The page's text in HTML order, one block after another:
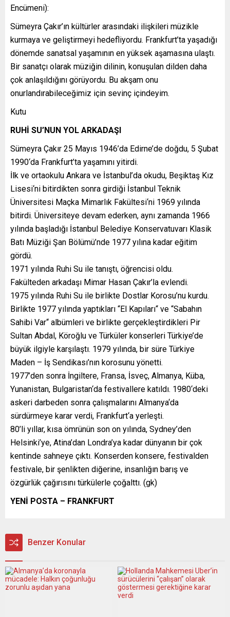
Encümeni):
Sümeyra Çakır’ın kültürler arasındaki ilişkileri müzikle
kurmaya ve geliştirmeyi hedefliyordu. Frankfurt’ta yaşadığı
dönemde sanatsal yaşamının en yüksek aşamasına ulaştı.
Bir sanatçı olarak müziğin dilinin, konuşulan dilden daha
çok anlaşıldığını görüyordu. Bu akşam onu
onurlandırabileceğimiz için sevinç içindeyim.
Kutu
RUHİ SU’NUN YOL ARKADAŞI
Sümeyra Çakır 25 Mayıs 1946’da Edirne’de doğdu, 5 Şubat
1990‘da Frankfurt’ta yaşamını yitirdi.
İlk ve ortaokulu Ankara ve İstanbul’da okudu, Beşiktaş Kız
Lisesi‘ni bitirdikten sonra girdiği İstanbul Teknik
Üniversitesi Maçka Mimarlık Fakültesi‘ni 1969 yılında
bitirdi. Üniversiteye devam ederken, aynı zamanda 1966
yılında başladığı İstanbul Belediye Konservatuvarı Klasik
Batı Müziği Şan Bölümü’nde 1977 yılına kadar eğitim
gördü.
1971 yılında Ruhi Su ile tanıştı, öğrencisi oldu.
Fakülteden arkadaşı Mimar Hasan Çakır’la evlendi.
1975 yılında Ruhi Su ile birlikte Dostlar Korosu’nu kurdu.
Birlikte 1977 yılında yaptıkları “El Kapıları“ ve “Sabahın
Sahibi Var“ albümleri ve birlikte gerçekleştirdikleri Pir
Sultan Abdal, Köroğlu ve Türküler konserleri Türkiye’de
büyük ilgiyle karşılaştı. 1979 yılında, bir süre Türkiye
Maden – İş Sendikası’nın korosunu yönetti.
1977’den sonra İngiltere, Fransa, İsveç, Almanya, Küba,
Yunanistan, Bulgaristan‘da festivallere katıldı. 1980‘deki
askeri darbeden sonra çalışmalarını Almanya‘da
sürdürmeye karar verdi, Frankfurt‘a yerleşti.
80’li yıllar, kısa ömrünün son on yılında, Sydney’den
Helsinki’ye, Atina’dan Londra’ya kadar dünyanın bir çok
kentinde sahneye çıktı. Konserden konsere, festivalden
festivale, bir şenlikten diğerine, insanlığın barış ve
özgürlük çağırısını türkülerle çoğalttı. (gk)
YENİ POSTA – FRANKFURT
Benzer Konular